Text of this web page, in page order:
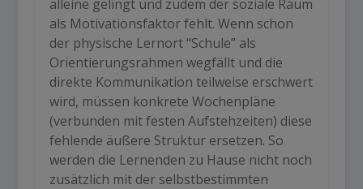
alleine gelingt und zudem der soziale Raum
als Motivationsfaktor fehlt. Wenn schon
der physische Lernort “Schule” als
Orientierungsrahmen wegfällt und die
direkte Kommunikation teilweise erschwert
wird, müssen konkrete Wochenpläne
(verbunden mit festen Aufstehzeiten) diese
fehlende äußere Struktur ersetzen. So
werden die Lernenden zu Hause nicht noch
zusätzlich mit der selbstbestimmten